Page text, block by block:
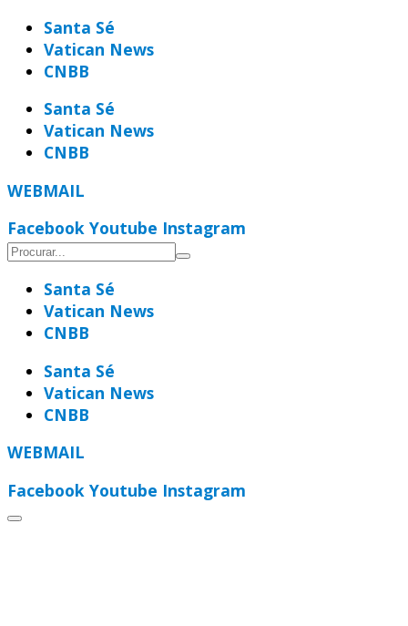
para
Santa Sé
Vatican News
CNBB
Santa Sé
Vatican News
CNBB
WEBMAIL
Facebook Youtube Instagram
Santa Sé
Vatican News
CNBB
Santa Sé
Vatican News
CNBB
WEBMAIL
Facebook Youtube Instagram